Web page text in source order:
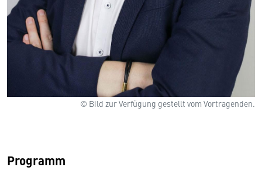
© Bild zur Verfügung gestellt vom Vortragenden.
Programm